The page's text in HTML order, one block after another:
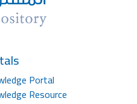
Portal
Resource